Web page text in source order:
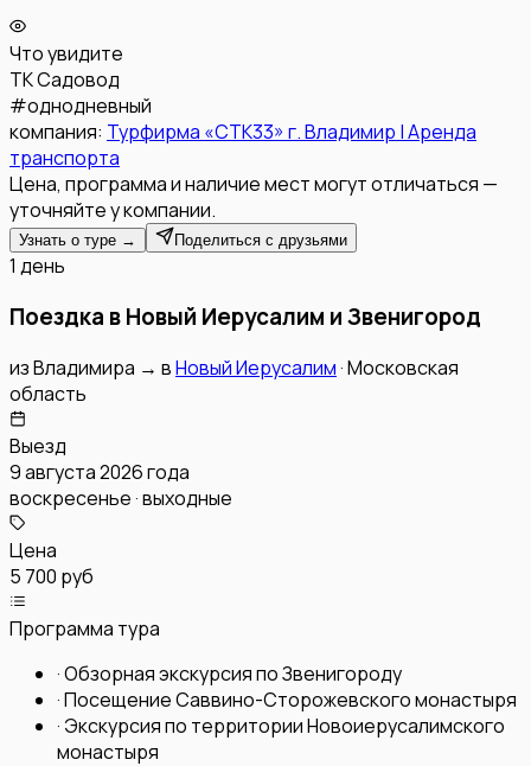
Что увидите
ТК Садовод
#однодневный
компания: Турфирма «СТК33» г. Владимир | Аренда
транспорта
Цена, программа и наличие мест могут отличаться —
уточняйте у компании.
Узнать о туре → Поделиться с друзьями
1 день
Поездка в Новый Иерусалим и Звенигород
изВладимира → вНовый Иерусалим·Московская
область
Выезд
9 августа 2026 года
воскресенье · выходные
Цена
5 700 руб
Программа тура
·Обзорная экскурсия по Звенигороду
·Посещение Саввино-Сторожевского монастыря
· Экскурсия по территории Новоиерусалимского
монастыря